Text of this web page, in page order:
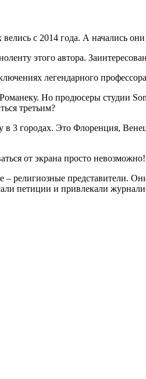
с 2014 года. А начались они
этого автора.
легендарного
Но продюсеры студии
третьим?
в 3 городах. Это Флоренция,
от экрана просто невозможно!
представители.
петиции и привлекали